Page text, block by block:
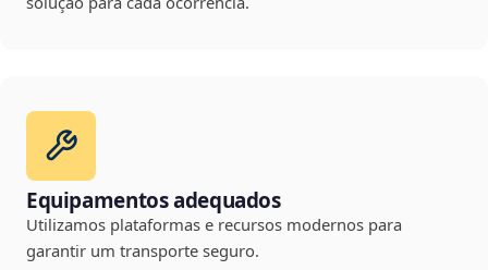
Equipamentos adequados
Utilizamos plataformas e recursos modernos para
garantir um transporte seguro.